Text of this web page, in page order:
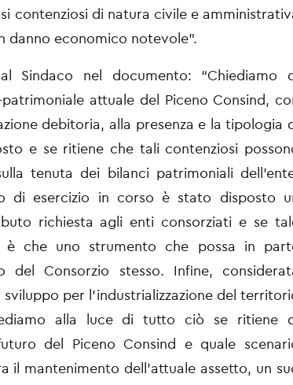
contenziosi di natura civile e
economico notevole”.
Sindaco nel documento: “Chiediamo
attuale del Piceno Consind,
debitoria, alla presenza e la tipologia
e se ritiene che tali contenziosi
tenuta dei bilanci patrimoniali
di esercizio in corso è stato disposto
richiesta agli enti consorziati e se
è che uno strumento che possa in
del Consorzio stesso. Infine,
sviluppo per l’industrializzazione del
alla luce ditutto ciò se ritiene
del Piceno Consind e quale
il mantenimento dell’attualeassetto, un